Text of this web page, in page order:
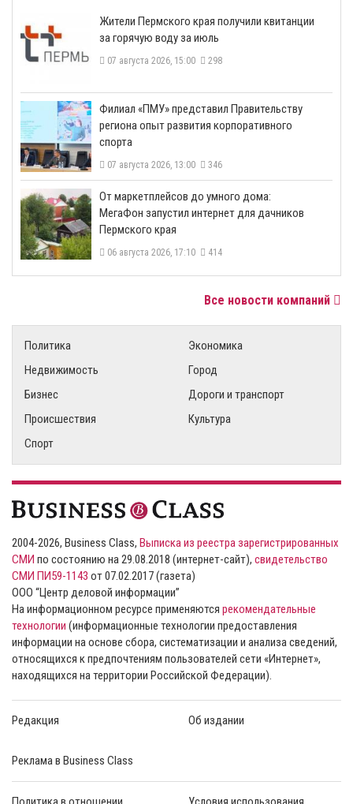
​Жители Пермского края получили квитанции
за горячую воду за июль
07 августа 2026, 15:00 298
​Филиал «ПМУ» представил Правительству
региона опыт развития корпоративного
спорта
07 августа 2026, 13:00 346
От маркетплейсов до умного дома:
МегаФон запустил интернет для дачников
Пермского края
06 августа 2026, 17:10 414
Все новости компаний
Политика
Экономика
Недвижимость
Город
Бизнес
Дороги и транспорт
Происшествия
Культура
Спорт
2004-2026, Business Class, Выписка из реестра зарегистрированных
СМИ по состоянию на 29.08.2018 (интернет-сайт), свидетельство
СМИ ПИ59-1143 от 07.02.2017 (газета)
ООО “Центр деловой информации”
На информационном ресурсе применяются рекомендательные
технологии (информационные технологии предоставления
информации на основе сбора, систематизации и анализа сведений,
относящихся к предпочтениям пользователей сети «Интернет»,
находящихся на территории Российской Федерации).
Редакция Об издании
Реклама в Business Class